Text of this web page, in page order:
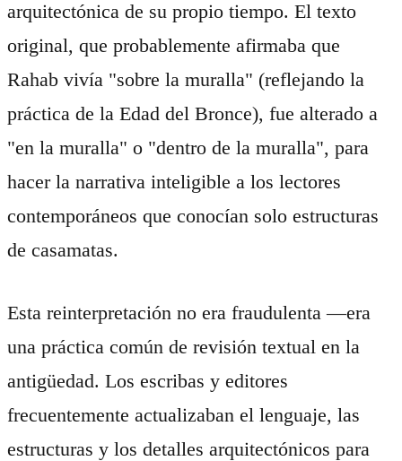
arquitectónica de su propio tiempo. El texto
original, que probablemente afirmaba que
Rahab vivía "sobre la muralla" (reflejando la
práctica de la Edad del Bronce), fue alterado a
"en la muralla" o "dentro de la muralla", para
hacer la narrativa inteligible a los lectores
contemporáneos que conocían solo estructuras
de casamatas.
Esta reinterpretación no era fraudulenta —era
una práctica común de revisión textual en la
antigüedad. Los escribas y editores
frecuentemente actualizaban el lenguaje, las
estructuras y los detalles arquitectónicos para